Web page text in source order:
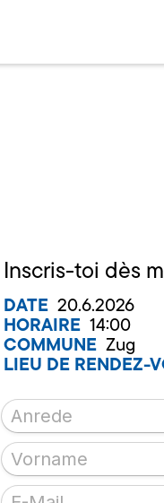
Inscris-toi dès
DATE 20.6.2026
HORAIRE 14:00
COMMUNE Zug
LIEU DE RENDEZ-